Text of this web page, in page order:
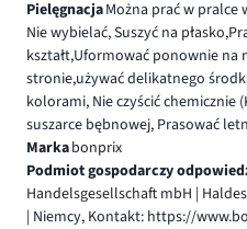
PielęgnacjaMożna prać w pralce
Nie wybielać, Suszyć na
kształt,Uformować ponownie na
stronie,używać delikatnego
kolorami, Nie czyścić chemicznie
suszarce bębnowej, Prasować
Markabonprix
Podmiot gospodarczy
Handelsgesellschaft mbH |
| Niemcy, Kontakt: https://